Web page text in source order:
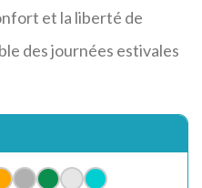
et la liberté de
des journées estivales